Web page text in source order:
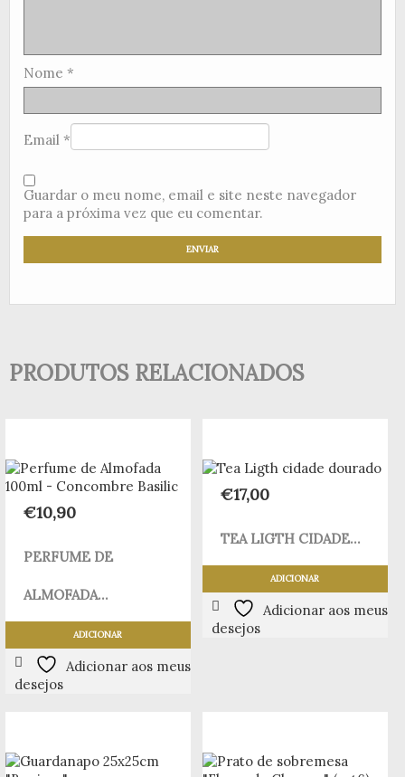
Nome *
Email *
Guardar o meu nome, email e site neste navegador
para a próxima vez que eu comentar.
PRODUTOS RELACIONADOS
€10,90
PERFUME DE
ALMOFADA...
ADICIONAR
Adicionar aos meus
desejos
€17,00
TEA LIGTH CIDADE...
ADICIONAR
Adicionar aos meus
desejos